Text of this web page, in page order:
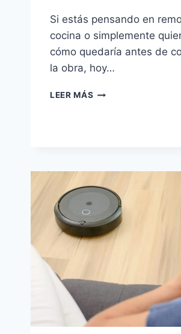
Si estás pensando en
cocina o simplemente
cómo quedaría antes de
la obra, hoy…
LEER MÁS LAS
MÓVIL
Y
GRATIS)